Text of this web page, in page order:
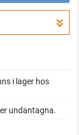
i lager hos
undantagna.